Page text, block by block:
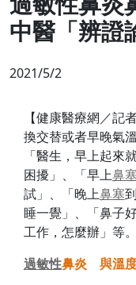
中醫「辨證
2021/5/2
【健康醫療網／記
換交替或者早晚氣
「醫生，早上起來
困擾」、「早上鼻塞
試」、「晚上鼻塞
睡一覺」、「鼻子
工作，怎麼辦」等。
過敏性鼻炎 與溫度